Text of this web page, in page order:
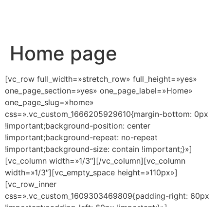
Home page
[vc_row full_width=»stretch_row» full_height=»yes»
one_page_section=»yes» one_page_label=»Home»
one_page_slug=»home»
css=».vc_custom_1666205929610{margin-bottom: 0px
!important;background-position: center
!important;background-repeat: no-repeat
!important;background-size: contain !important;}»]
[vc_column width=»1/3″][/vc_column][vc_column
width=»1/3″][vc_empty_space height=»110px»]
[vc_row_inner
css=».vc_custom_1609303469809{padding-right: 60px